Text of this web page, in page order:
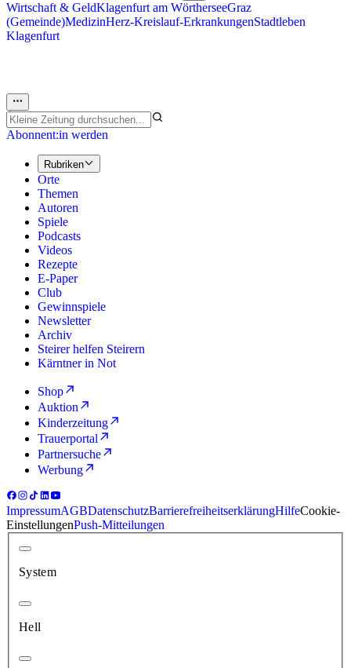
Wirtschaft & GeldKlagenfurt am WörtherseeGraz
(Gemeinde)MedizinHerz-Kreislauf-ErkrankungenStadtleben
Klagenfurt
Abonnent:in werden
Rubriken
Orte
Themen
Autoren
Spiele
Podcasts
Videos
Rezepte
E-Paper
Club
Gewinnspiele
Newsletter
Archiv
Steirer helfen Steirern
Kärntner in Not
Shop
Auktion
Kinderzeitung
Trauerportal
Partnersuche
Werbung
ImpressumAGBDatenschutzBarrierefreiheitserklärungHilfeCookie-
EinstellungenPush-Mitteilungen
System
Hell